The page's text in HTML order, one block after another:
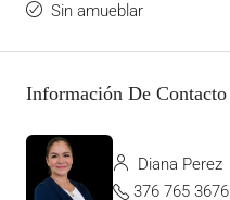
Sin amueblar
Información De Contacto
Diana Perez
376 765 3676